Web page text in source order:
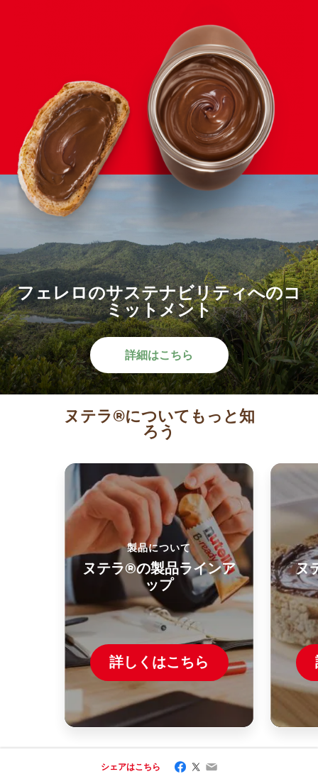
フェレロのサステナビリティへのコ
ミットメント
詳細はこちら
ヌテラ®についてもっと知
ろう
製品について
ヌテラ®の製品ラインア
ップ
詳しくはこちら
ヌ
シェアはこちら Facebook
Twitter
Email